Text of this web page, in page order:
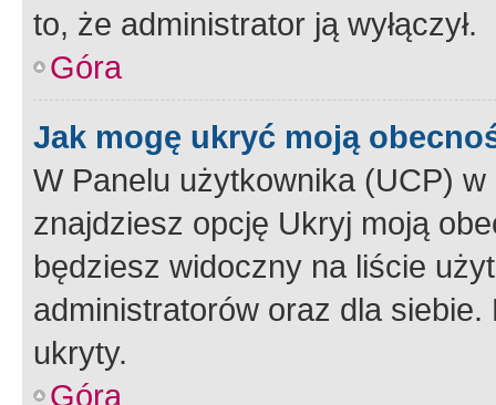
to, że administrator ją wyłączył.
Góra
Jak mogę ukryć moją
W Panelu użytkownika (UCP) w
znajdziesz opcję Ukryj moją
będziesz widoczny na liście
administratorów oraz dla
ukryty.
Góra